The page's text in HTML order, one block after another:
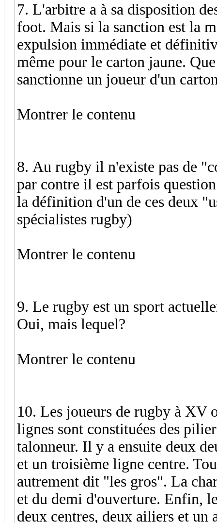
7. L'arbitre a à sa disposition
foot. Mais si la sanction est la
expulsion immédiate et
même pour le carton jaune.
sanctionne un joueur d'un
Montrer le contenu
8. Au rugby il n'existe pas de
par contre il est parfois
la définition d'un de ces deux
spécialistes rugby)
Montrer le contenu
9. Le rugby est un sport
Oui, mais lequel?
Montrer le contenu
10. Les joueurs de rugby à XV
lignes sont constituées des
talonneur. Il y a ensuite deux
et un troisième ligne centre.
autrement dit "les gros". La
et du demi d'ouverture. Enfin,
deux centres, deux ailiers et un